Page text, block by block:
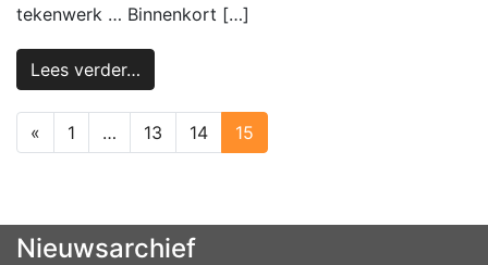
tekenwerk … Binnenkort […]
Lees verder…
« 1 … 13 14 15
Nieuwsarchief